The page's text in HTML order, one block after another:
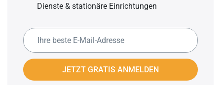
Dienste & stationäre Einrichtungen
JETZT GRATIS ANMELDEN